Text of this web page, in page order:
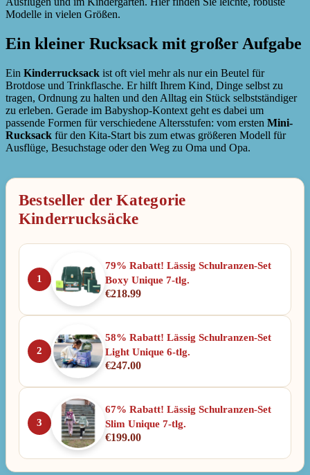
Modelle in vielen Größen.
Ein kleiner Rucksack mit großer Aufgabe
Ein Kinderrucksack ist oft viel mehr als nur ein Beutel für
Brotdose und Trinkflasche. Er hilft Ihrem Kind, Dinge selbst zu
tragen, Ordnung zu halten und den Alltag ein Stück selbstständiger
zu erleben. Gerade im Babyshop-Kontext geht es dabei um
passende Formen für verschiedene Altersstufen: vom ersten Mini-
Rucksack für den Kita-Start bis zum etwas größeren Modell für
Ausflüge, Besuchstage oder den Weg zu Oma und Opa.
Bestseller der Kategorie
Kinderrucksäcke
1
79% Rabatt! Lässig Schulranzen-Set
Boxy Unique 7-tlg.
€218.99
2
58% Rabatt! Lässig Schulranzen-Set
Light Unique 6-tlg.
€247.00
3
67% Rabatt! Lässig Schulranzen-Set
Slim Unique 7-tlg.
€199.00